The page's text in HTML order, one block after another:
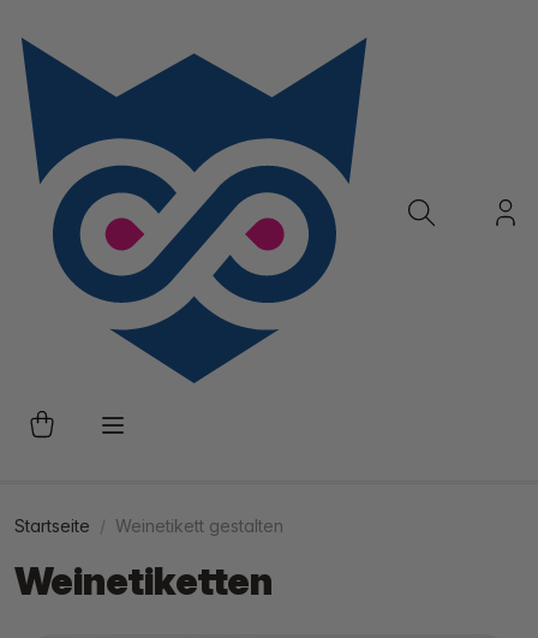
Startseite Weinetikett gestalten
Weinetiketten